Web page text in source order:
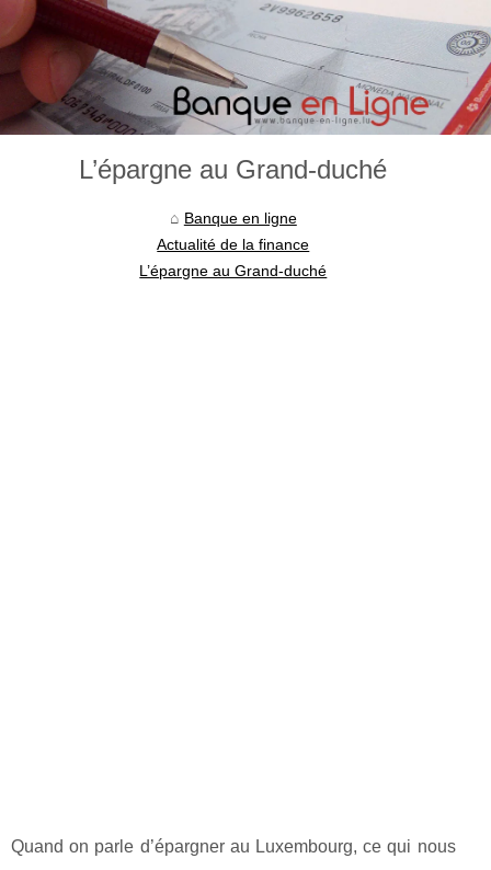
L’épargne au Grand-duché
Banque en ligne
Actualité de la finance
L’épargne au Grand-duché
Quand on parle d’épargner au Luxembourg, ce qui nous